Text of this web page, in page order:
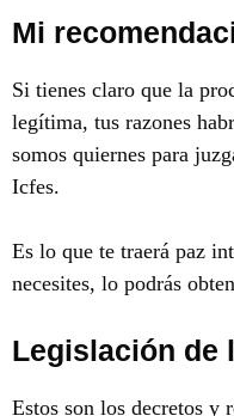
Mi
Si tienes claro que la
legítima, tus razones
somos quiernes para
Icfes.
Es lo que te traerá paz
necesites, lo podrás
Legislación de
Estos son los decretos y